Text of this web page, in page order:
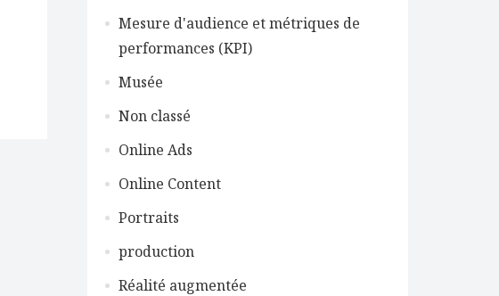
Mesure d'audience et métriques de
performances (KPI)
Musée
Non classé
Online Ads
Online Content
Portraits
production
Réalité augmentée